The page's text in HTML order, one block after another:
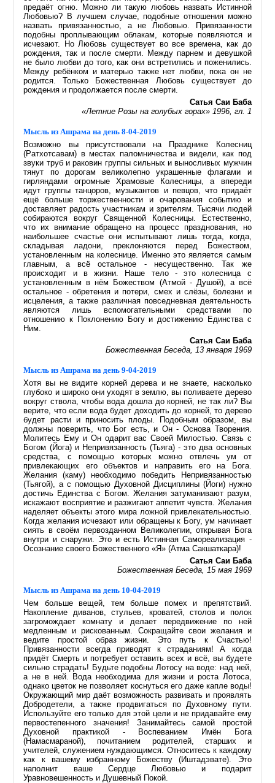
предаёт огню. Можно ли такую любовь назвать Истинной
Любовью? В лучшем случае, подобные отношения можно
назвать привязанностью, а не Любовью. Привязанности
подобны проплывающим облакам, которые появляются и
исчезают. Но Любовь существует во все времена, как до
рождения, так и после смерти. Между парнем и девушкой
не было любви до того, как они встретились и поженились.
Между ребёнком и матерью также нет любви, пока он не
родится. Только Божественная Любовь существует до
рождения и продолжается после смерти.
Сатья Саи Баба
«Летние Розы на голубых горах» 1996, гл. 1
Мысль из Ашрама на день 8-04-2019
Возможно вы присутствовали на Празднике Колесниц
(Ратхотсавам) в местах паломничества и видели, как под
звуки труб и раковин группы сильных и выносливых мужчин
тянут по дорогам великолепно украшенные флагами и
гирляндами огромные Храмовые Колесницы, а впереди
идут группы танцоров, музыкантов и певцов, что придаёт
ещё больше торжественности и очарования событию и
доставляет радость участникам и зрителям. Тысячи людей
собираются вокруг Священной Колесницы. Естественно,
что их внимание обращено на процесс празднования, но
наибольшее счастье они испытывают лишь тогда, когда,
складывая ладони, преклоняются перед Божеством,
установленным на колеснице. Именно это является самым
главным, а всё остальное - несущественно. Так же
происходит и в жизни. Наше тело - это колесница с
установленным в нём Божеством (Атмой - Душой), а всё
остальное - обретения и потери, смех и слёзы, болезни и
исцеления, а также различная повседневная деятельность
являются лишь вспомогательными средствами по
отношению к Поклонению Богу и достижению Единства с
Ним.
Сатья Саи Баба
Божественная Беседа, 13 января 1969
Мысль из Ашрама на день 9-04-2019
Хотя вы не видите корней дерева и не знаете, насколько
глубоко и широко они уходят в землю, вы поливаете дерево
вокруг ствола, чтобы вода дошла до корней, не так ли? Вы
верите, что если вода будет доходить до корней, то дерево
будет расти и приносить плоды. Подобным образом, вы
должны поверить, что Бог есть, и Он - Основа Творения.
Молитесь Ему и Он одарит вас Своей Милостью. Связь с
Богом (Йога) и Непривязанность (Тьяга) - это два основных
средства, с помощью которых можно отвлечь ум от
привлекающих его объектов и направить его на Бога.
Желания (каму) необходимо победить Непривязанностью
(Тьягой), а с помощью Духовной Дисциплины (Йоги) нужно
достичь Единства с Богом. Желания затуманивают разум,
искажают восприятие и разжигают аппетит чувств. Желания
наделяет объекты этого мира ложной привлекательностью.
Когда желания исчезают или обращены к Богу, ум начинает
сиять в своём первозданном Великолепии, открывая Бога
внутри и снаружи. Это и есть Истинная Самореализация -
Осознание своего Божественного «Я» (Атма Сакшаткара)!
Сатья Саи Баба
Божественная Беседа, 15 мая 1969
Мысль из Ашрама на день 10-04-2019
Чем больше вещей, тем больше помех и препятствий.
Накопление диванов, стульев, кроватей, столов и полок
загромождает комнату и делает передвижение по ней
медленным и рискованным. Сокращайте свои желания и
ведите простой образ жизни. Это путь к Счастью!
Привязанности всегда приводят к страданиям! А когда
придёт Смерть и потребует оставить всех и всё, вы будете
сильно страдать! Будьте подобны Лотосу на воде: над ней,
а не в ней. Вода необходима для жизни и роста Лотоса,
однако цветок не позволяет коснуться его даже капле воды!
Окружающий мир даёт возможность развивать и проявлять
Добродетели, а также продвигаться по Духовному пути.
Используйте его только для этой цели и не придавайте ему
первостепенного значения! Занимайтесь самой простой
Духовной практикой - Воспеванием Имён Бога
(Намасмараной), почитанием родителей, старших и
учителей, служением нуждающимся. Относитесь к каждому
как к вашему избранному Божеству (Иштадэвате). Это
наполнит ваше Сердце Любовью и подарит
Уравновешенность и Душевный Покой.